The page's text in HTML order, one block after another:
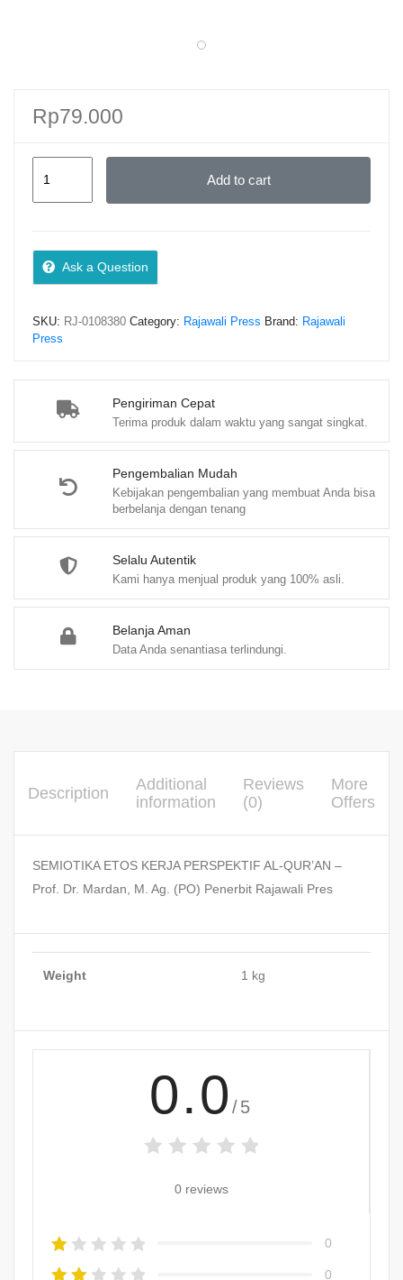
Pengiriman Cepat
Terima produk dalam waktu yang sangat singkat.
Pengembalian Mudah
Kebijakan pengembalian yang membuat Anda bisa
berbelanja dengan tenang
Selalu Autentik
Kami hanya menjual produk yang 100% asli.
Belanja Aman
Data Anda senantiasa terlindungi.
Rp79.000
AL-
QUR’AN
Prof.
Mardan,
(PO)
Add to cart
Ask a Question
SKU: RJ-0108380 Category: Rajawali Press Brand: Rajawali
Press
Description
Additional
information
Reviews
(0)
More
Offers
SEMIOTIKA ETOS KERJA PERSPEKTIF AL-QUR’AN –
Prof. Dr. Mardan, M. Ag. (PO) Penerbit Rajawali Pres
Weight 1 kg
0.0 /5
0 reviews
0
0